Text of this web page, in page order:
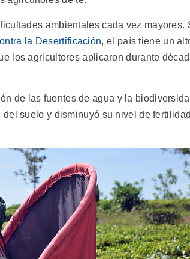
ambientales cada vez mayores.
la Desertificación, el país tiene un
los agricultores aplicaron durante
de las fuentes de agua y la
suelo y disminuyó su nivel de